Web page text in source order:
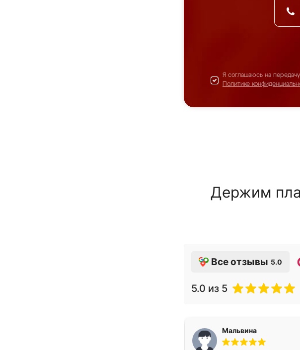
Я соглашаюсь на
Политике
Держим
Все отзывы 5.0
5.0 из 5
Мальвина